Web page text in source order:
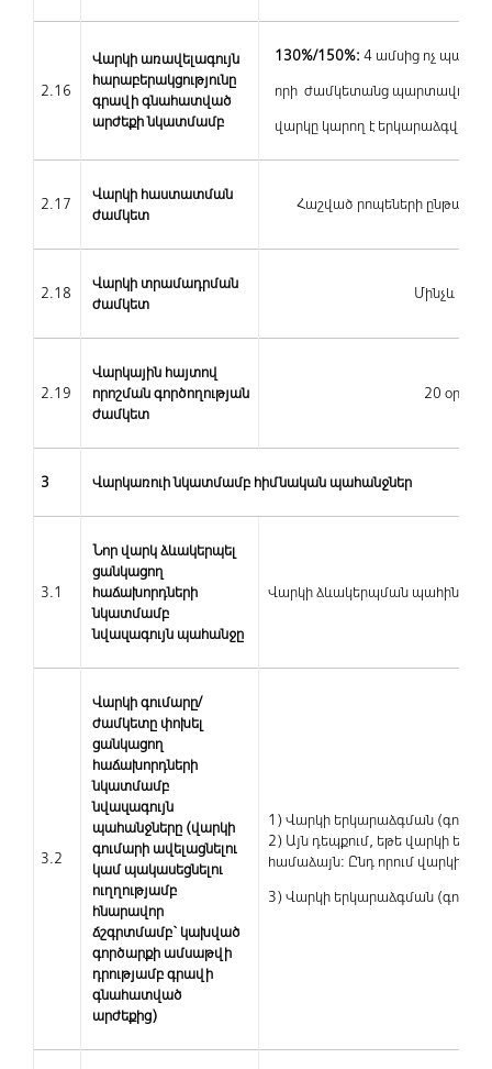
2.16
Վարկի առավելագույն
հարաբերակցությունը
գրավի գնահատված
արժեքի նկատմամբ
130%/150%: 4 ամսից ոչ
որի ժամկետանց
վարկը կարող է երկարաձգվել
2.17
Վարկի հաստատման
ժամկետ
Հաշված րոպեների
2.18
Վարկի տրամադրման
ժամկետ
Մինչև 1
2.19
Վարկային հայտով
որոշման գործողության
ժամկետ
20
3 Վարկառուի նկատմամբ հիմնական պահանջներ
3.1
Նոր վարկ ձևակերպել
ցանկացող
հաճախորդների
նկատմամբ
նվազագույն պահանջը
Վարկի ձևակերպման պահին
3.2
Վարկի գումարը/
ժամկետը փոխել
ցանկացող
հաճախորդների
նկատմամբ
նվազագույն
պահանջները (վարկի
գումարի ավելացնելու
կամ պակասեցնելու
ուղղությամբ
հնարավոր
ճշգրտմամբ` կախված
գործարքի ամսաթվի
դրությամբ գրավի
գնահատված
արժեքից)
1) Վարկի երկարաձգման
2) Այն դեպքում, եթե վարկի
համաձայն: Ընդ որում վարկի
3) Վարկի երկարաձգման